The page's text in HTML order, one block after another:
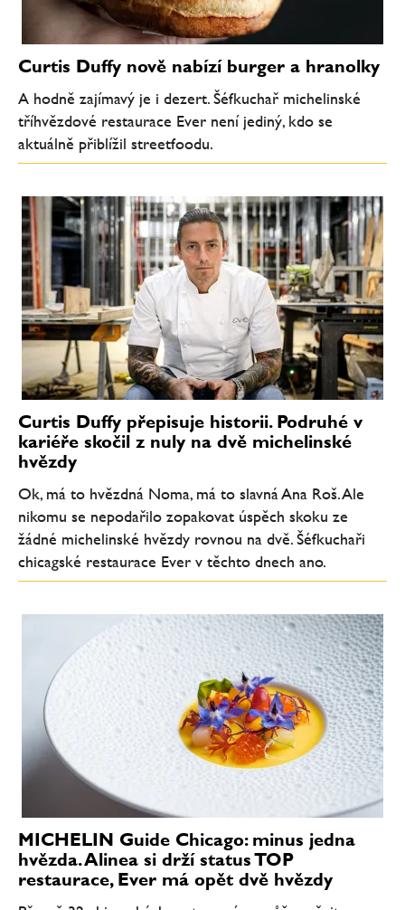
Curtis Duffy nově nabízí burger a hranolky
A hodně zajímavý je i dezert. Šéfkuchař michelinské
tříhvězdové restaurace Ever není jediný, kdo se
aktuálně přiblížil streetfoodu.
Curtis Duffy přepisuje historii. Podruhé v
kariéře skočil z nuly na dvě michelinské
hvězdy
Ok, má to hvězdná Noma, má to slavná Ana Roš. Ale
nikomu se nepodařilo zopakovat úspěch skoku ze
žádné michelinské hvězdy rovnou na dvě. Šéfkuchaři
chicagské restaurace Ever v těchto dnech ano.
MICHELIN Guide Chicago: minus jedna
hvězda. Alinea si drží status TOP
restaurace, Ever má opět dvě hvězdy